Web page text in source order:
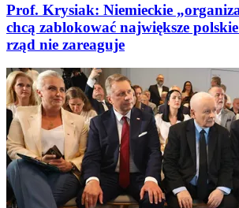
Prof. Krysiak: Niemieckie
chcą zablokować największe polskie
rząd nie zareaguje